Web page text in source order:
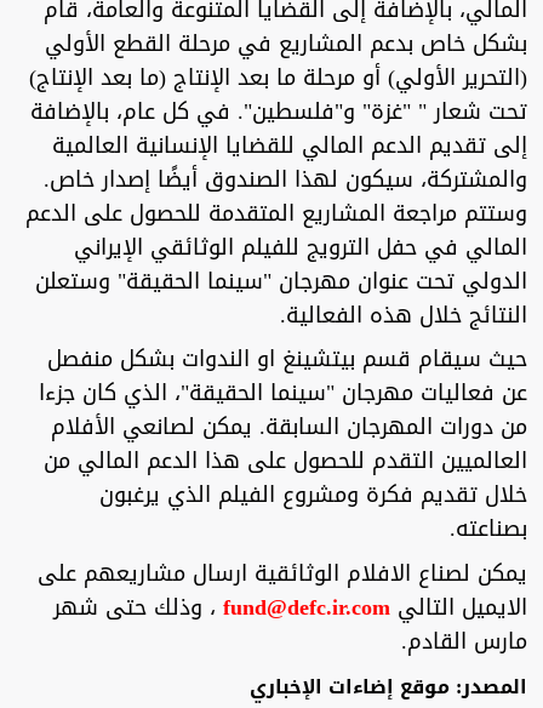
المالي، بالإضافة إلى القضايا المتنوعة والعامة، قام
بشكل خاص بدعم المشاريع في مرحلة القطع الأولي
(التحرير الأولي) أو مرحلة ما بعد الإنتاج (ما بعد الإنتاج)
تحت شعار " "غزة" و"فلسطين". في كل عام، بالإضافة
إلى تقديم الدعم المالي للقضايا الإنسانية العالمية
والمشتركة، سيكون لهذا الصندوق أيضًا إصدار خاص.
وستتم مراجعة المشاريع المتقدمة للحصول على الدعم
المالي في حفل الترويج للفيلم الوثائقي الإيراني
الدولي تحت عنوان مهرجان "سينما الحقيقة" وستعلن
النتائج خلال هذه الفعالية.
حيث سيقام قسم بيتشينغ او الندوات بشكل منفصل
عن فعاليات مهرجان "سينما الحقيقة"، الذي كان جزءا
من دورات المهرجان السابقة. يمكن لصانعي الأفلام
العالميين التقدم للحصول على هذا الدعم المالي من
خلال تقديم فكرة ومشروع الفيلم الذي يرغبون
بصناعته.
يمكن لصناع الافلام الوثائقية ارسال مشاريعهم على
الايميل التاليfund@defc.ir.com ، وذلك حتى شهر
مارس القادم.
المصدر: موقع إضاءات الإخباري